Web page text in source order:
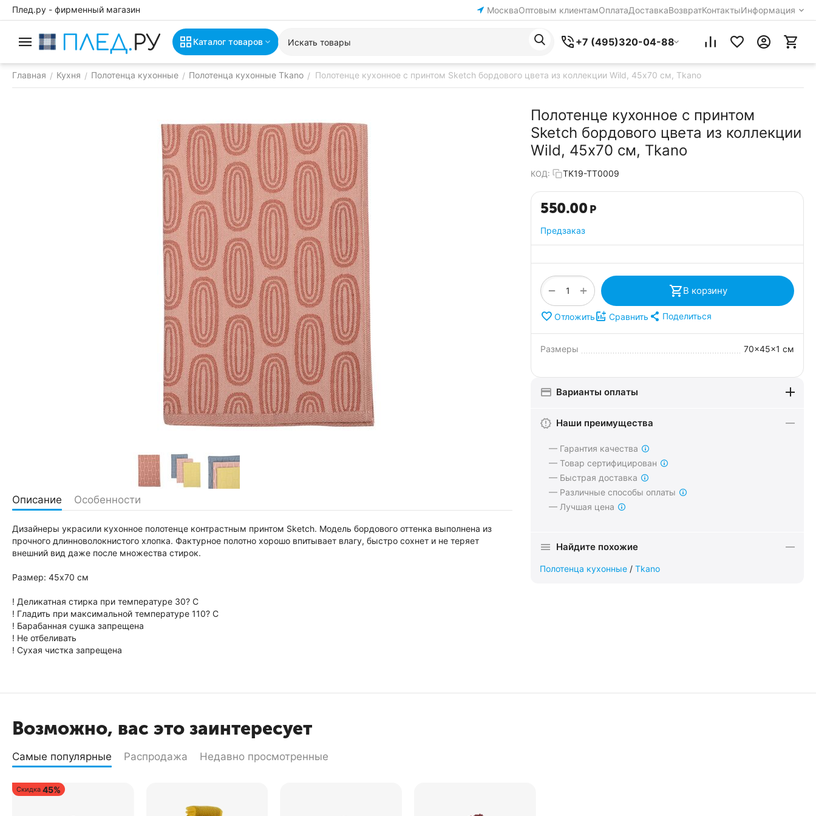
Плед.ру - фирменный магазин МоскваОптовым клиентамОплатаДоставкаВозвратКонтактыИнформация
Каталог товаров +7 (495)320-04-88
Главная / Кухня / Полотенца кухонные / Полотенца кухонные Tkano / Полотенце кухонное с принтом Sketch бордового цвета из коллекции Wild, 45х70 см, Tkano
Полотенце кухонное с принтом
Sketch бордового цвета из коллекции
Wild, 45х70 см, Tkano
КОД: TK19-TT0009
550.00 Р
Предзаказ
+
− В корзину
Отложить Сравнить Поделиться
Размеры 70x45x1 см
Варианты оплаты
Наши преимущества
— Гарантия качества
— Товар сертифицирован
— Быстрая доставка
— Различные способы оплаты
— Лучшая цена
Найдите похожие
Полотенца кухонные / Tkano
Описание Особенности
Дизайнеры украсили кухонное полотенце контрастным принтом Sketch. Модель бордового оттенка выполнена из
прочного длинноволокнистого хлопка. Фактурное полотно хорошо впитывает влагу, быстро сохнет и не теряет
внешний вид даже после множества стирок.
Размер: 45х70 см
! Деликатная стирка при температуре 30? C
! Гладить при максимальной температуре 110? C
! Барабанная сушка запрещена
! Не отбеливать
! Сухая чистка запрещена
Возможно, вас это заинтересует
Самые популярные Распродажа Недавно просмотренные
Скидка 45%